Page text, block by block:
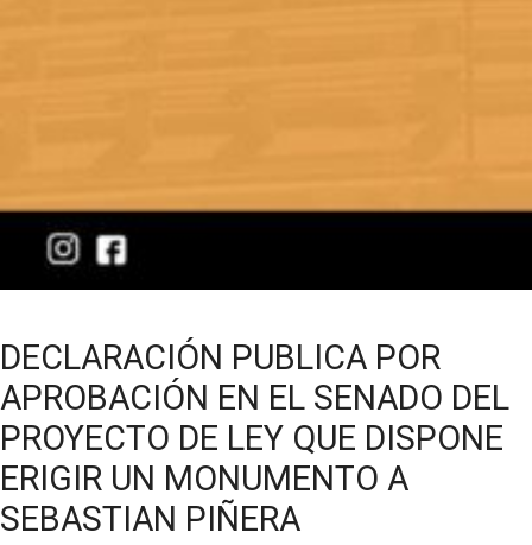
DECLARACIÓN PUBLICA POR
APROBACIÓN EN EL SENADO DEL
PROYECTO DE LEY QUE DISPONE
ERIGIR UN MONUMENTO A
SEBASTIAN PIÑERA